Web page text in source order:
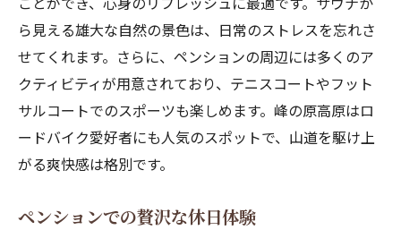
ら見える雄大な自然の景色は、日常のストレスを忘れさ
せてくれます。さらに、ペンションの周辺には多くのア
クティビティが用意されており、テニスコートやフット
サルコートでのスポーツも楽しめます。峰の原高原はロ
ードバイク愛好者にも人気のスポットで、山道を駆け上
がる爽快感は格別です。
ペンションでの贅沢な休日体験